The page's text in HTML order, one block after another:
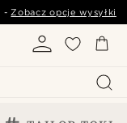
-Zobacz opcje wysyłki